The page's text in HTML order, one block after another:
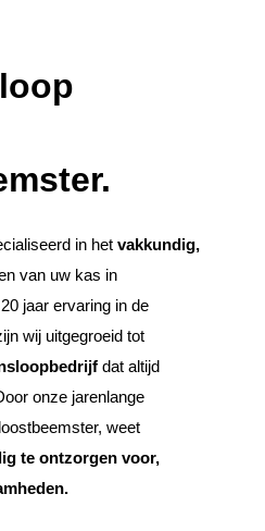
in het vakkundig,
van uw kas in
jaar ervaring in de
wij uitgegroeid tot
dat altijd
onze jarenlange
weet
te ontzorgen voor,